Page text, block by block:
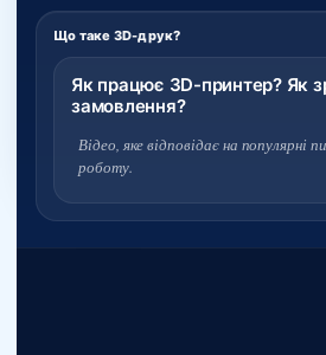
Що таке 3D-друк?
Як працює 3D-принтер? Як
замовлення?
Відео, яке відповідає на популярні
роботу.